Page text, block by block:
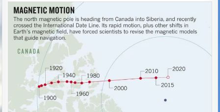
Posted
in